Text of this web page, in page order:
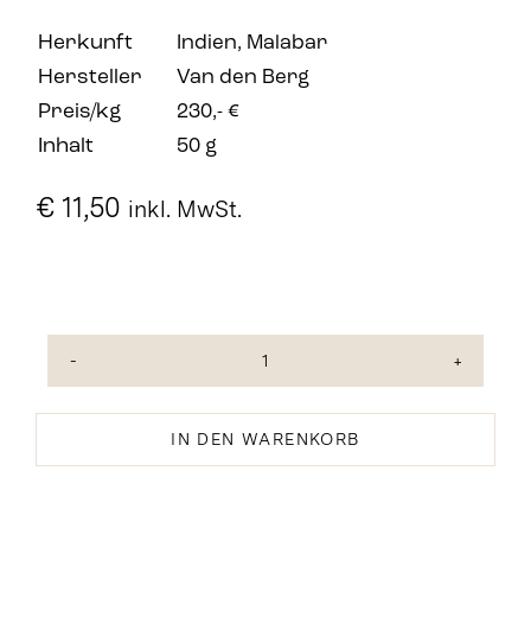
Herkunft
Indien, Malabar
Hersteller
Van den Berg
Preis/kg
230,- €
Inhalt
50 g
€ 11,50 inkl. MwSt.
Kubeben-
ganz
Menge
IN DEN WARENKORB